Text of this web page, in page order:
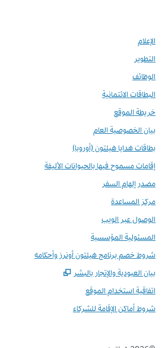
الإعلام
التطوير
الوظائف
البطاقات الائتمانية
خريطة الموقع
بيان الخصوصية العام
بطاقات هدايا هيلتون (أوروبا)
إقامات مسموح فيها بالحيوانات الأليفة
مصدر إلهام السفر
مركز المساعدة
الوصول عبر الويب
المسئولية المؤسسية
شروط خصم برنامج هيلتون أونرز وأحكامه
بيان العبودية والإتجار بالبشر
اتفاقية استخدام الموقع
شروط أماكن الإقامة للشركاء